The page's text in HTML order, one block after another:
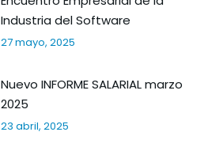
Industria del Software
27 mayo, 2025
Nuevo INFORME SALARIAL marzo
2025
23 abril, 2025